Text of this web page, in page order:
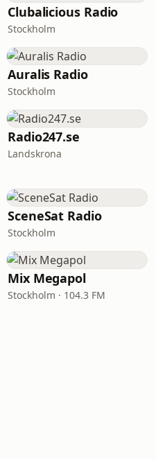
Clubalicious Radio
Stockholm
Auralis Radio
Stockholm
Radio247.se
Landskrona
SceneSat Radio
Stockholm
Mix Megapol
Stockholm · 104.3 FM